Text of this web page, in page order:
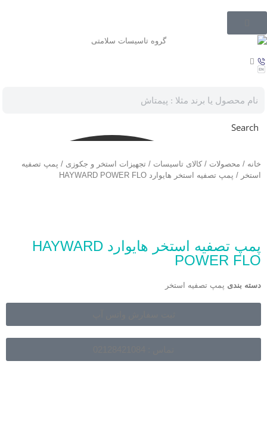
Search
خانه / محصولات / کالای تاسیسات / تجهیزات استخر و جکوزی / پمپ تصفیه
استخر / پمپ تصفیه استخر هایوارد HAYWARD POWER FLO
پمپ تصفیه استخر هایوارد HAYWARD
POWER FLO
دسته بندی پمپ تصفیه استخر